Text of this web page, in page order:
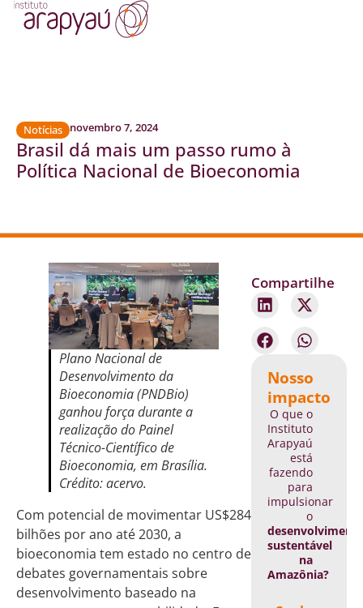
Notícias novembro 7, 2024
Brasil dá mais um passo rumo à
Política Nacional de Bioeconomia
Compartilhe
Nosso
impacto
O que o
Instituto
Arapyaú
está
fazendo
para
impulsionar
o
sustentável
na
Amazônia?
Plano Nacional de
Desenvolvimento da
Bioeconomia (PNDBio)
ganhou força durante a
realização do Painel
Técnico-Científico de
Bioeconomia, em Brasília.
Crédito: acervo.
Com potencial de movimentar US$284
bilhões por ano até 2030, a
bioeconomia tem estado no centro de
debates governamentais sobre
desenvolvimento baseado na